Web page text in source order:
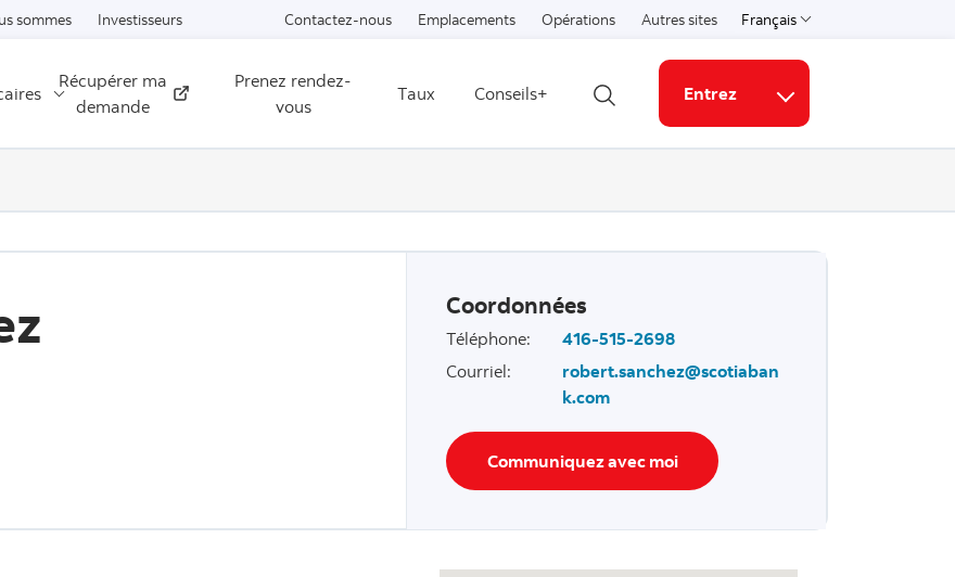
Passer au contenu
sommes Investisseurs Contactez-nous Emplacements Opérations Autres sites Français
Select a language
Récupérer ma
demande
Externe
Prenez rendez-
vous
Taux
Conseils+
Ouvrir la recherche
Entrez
Liens connexes
Coordonnées
Téléphone:
416-515-2698
Courriel:
robert.sanchez@scotiaban
k.com
Communiquez avec moi